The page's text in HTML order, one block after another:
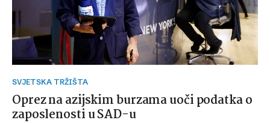
SVJETSKA TRŽIŠTA
Oprez na azijskim burzama uoči podatka o
zaposlenosti u SAD-u